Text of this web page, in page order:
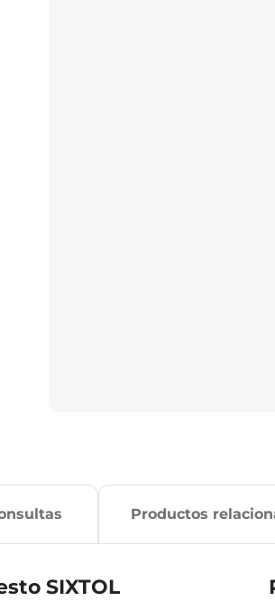
Productos
SIXTOL